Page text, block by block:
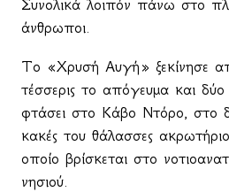
Συνολικά λοιπόν πάνω στο
άνθρωποι.
Το «Χρυσή Αυγή» ξεκίνησε
τέσσερις το απόγευμα και δύο
φτάσει στο Κάβο Ντόρο, στο
κακές του θάλασσες
οποίο βρίσκεται στο
νησιού.